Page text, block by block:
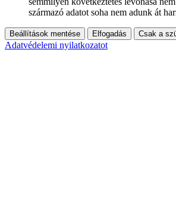
származó adatot soha nem adunk át
Beállítások mentése Elfogadás Csak a
Adatvédelemi nyilatkozatot